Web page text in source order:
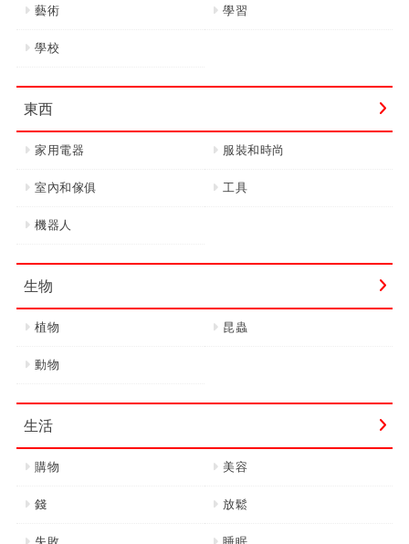
藝術 學習
學校
東西
家用電器 服裝和時尚
室內和傢俱 工具
機器人
生物
植物 昆蟲
動物
生活
購物 美容
錢 放鬆